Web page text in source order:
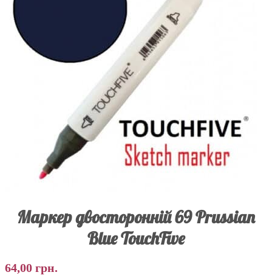
Маркер двосторонній 69 Prussian
Blue TouchFive
64,00 грн.